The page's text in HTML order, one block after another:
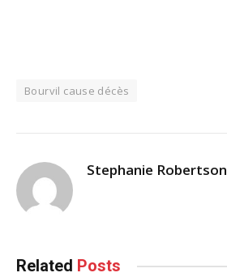
Bourvil cause décès
Stephanie Robertson
Related Posts